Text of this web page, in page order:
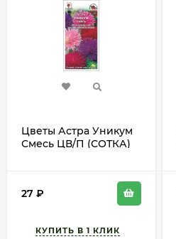
Цветы Астра Уникум
Смесь ЦВ/П (СОТКА)
27 ₽